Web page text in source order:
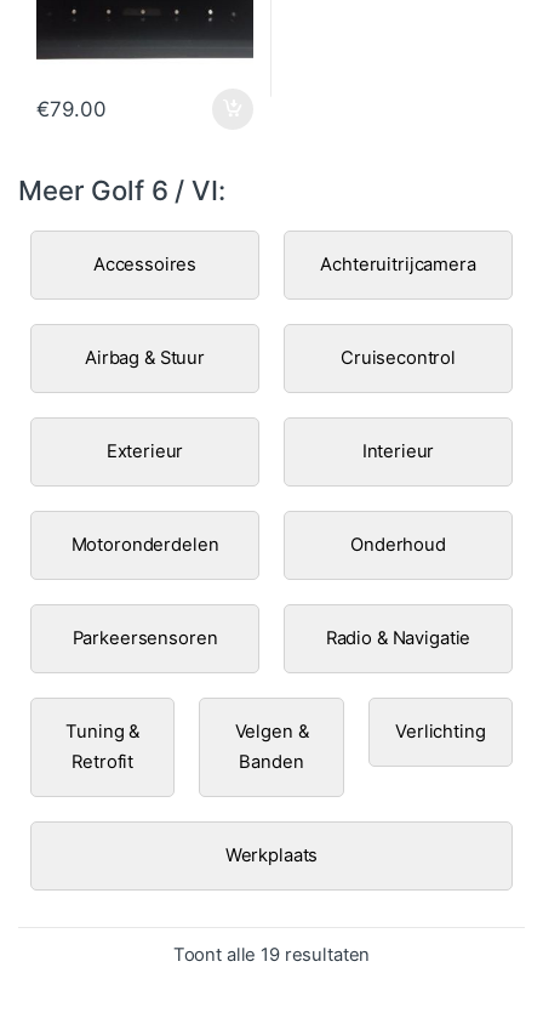
€79.00
Meer Golf 6 / VI:
Accessoires Achteruitrijcamera
Airbag & Stuur Cruisecontrol
Exterieur Interieur
Motoronderdelen Onderhoud
Parkeersensoren Radio & Navigatie
Tuning &
Retrofit
Velgen &
Banden
Verlichting
Werkplaats
Toont alle 19 resultaten